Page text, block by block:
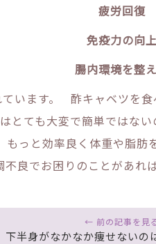
疲労回復
免疫力の向上
腸内環境を整
います。 酢キャベツを
とても大変で簡単ではな
っと効率良く体重や脂肪
でお困りのことがあれば
下半身がなかなか痩せないの